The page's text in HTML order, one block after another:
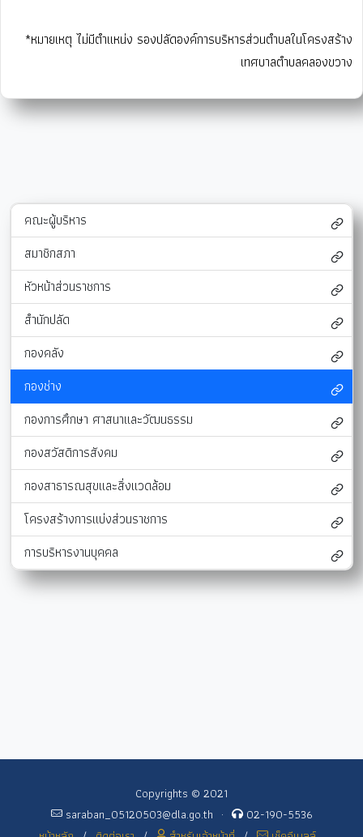
*หมายเหตุ ไม่มีตำแหน่ง รองปลัดองค์การบริหารส่วนตำบลในโครงสร้าง
เทศบาลตำบลคลองขวาง
คณะผู้บริหาร
สมาชิกสภา
หัวหน้าส่วนราชการ
สำนักปลัด
กองคลัง
กองช่าง
กองการศึกษา ศาสนาและวัฒนธรรม
กองสวัสดิการสังคม
กองสาธารณสุขและสิ่งแวดล้อม
โครงสร้างการแบ่งส่วนราชการ
การบริหารงานบุคคล
Copyrights © 2021
saraban_05120503@dla.go.th ·
02-190-5536